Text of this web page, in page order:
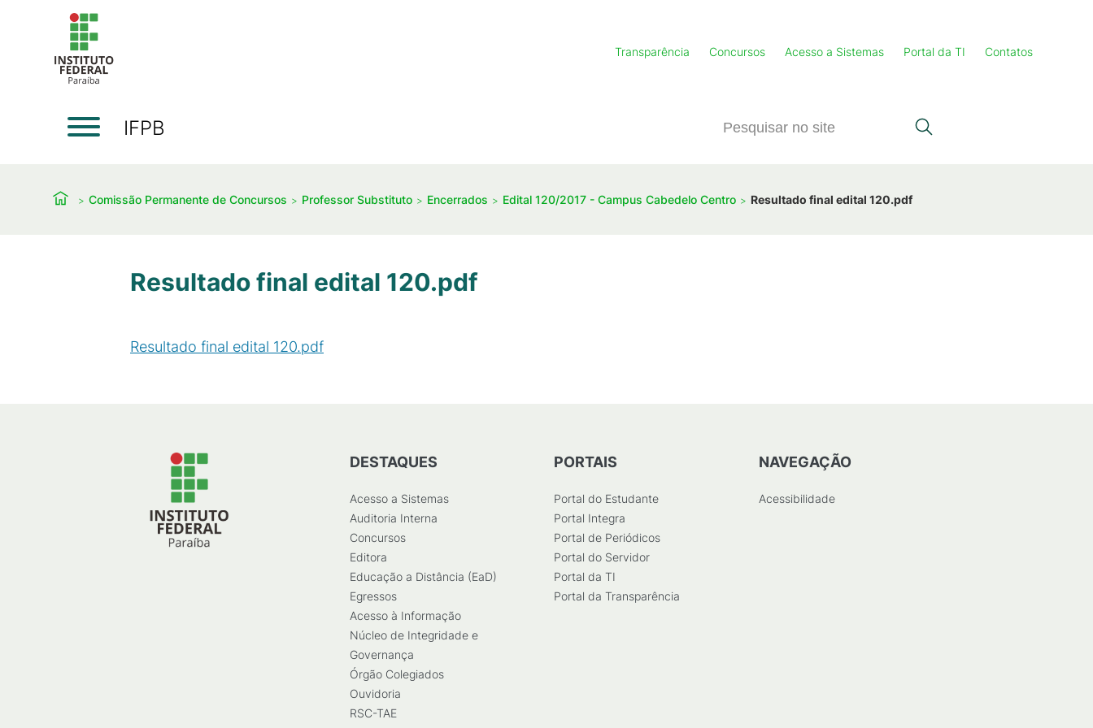
Transparência Concursos Acesso a Sistemas Portal da TI Contatos
IFPB
Comissão Permanente de Concursos Professor Substituto Encerrados Edital 120/2017 - Campus Cabedelo Centro Resultado final edital 120.pdf
Resultado final edital 120.pdf
Resultado final edital 120.pdf
DESTAQUES
Acesso a Sistemas
Auditoria Interna
Concursos
Editora
Educação a Distância (EaD)
Egressos
Acesso à Informação
Núcleo de Integridade e
Governança
Órgão Colegiados
Ouvidoria
RSC-TAE
PORTAIS
Portal do Estudante
Portal Integra
Portal de Periódicos
Portal do Servidor
Portal da TI
Portal da Transparência
NAVEGAÇÃO
Acessibilidade